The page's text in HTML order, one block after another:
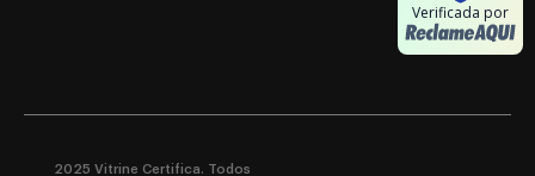
Verificada por
2025 Vitrine Certifica. Todos